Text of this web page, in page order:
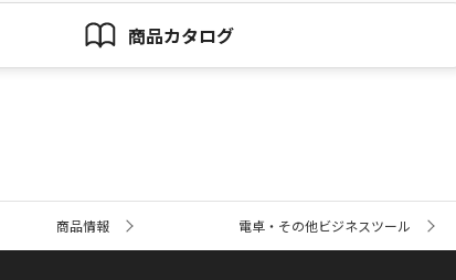
商品カタログ
商品情報 電卓・その他ビジネスツール